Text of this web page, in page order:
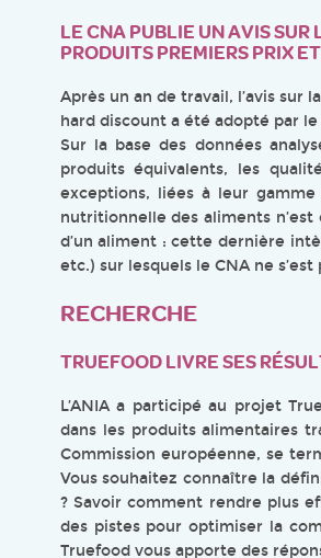
LE CNA PUBLIE UN AVIS
PRODUITS PREMIERS PRIX
Après un an de travail, l’avis
hard discount a été adopté par
Sur la base des données
produits équivalents, les
exceptions, liées à leur
nutritionnelle des aliments
d’un aliment : cette dernière
etc.) sur lesquels le CNA ne s’est
RECHERCHE
TRUEFOOD LIVRE SES
L’ANIA a participé au projet
dans les produits alimentaires
Commission européenne, se
Vous souhaitez connaître la
? Savoir comment rendre plus
des pistes pour optimiser la
Truefood vous apporte des